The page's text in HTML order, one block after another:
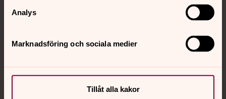
Analys
Marknadsföring och sociala medier
Tillåt alla kakor